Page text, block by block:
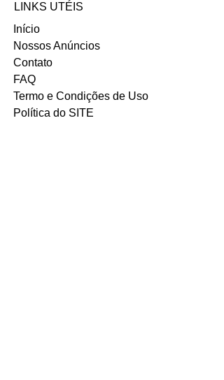
LINKS UTÉIS
Início
Nossos Anúncios
Contato
FAQ
Termo e Condições de Uso
Política do SITE